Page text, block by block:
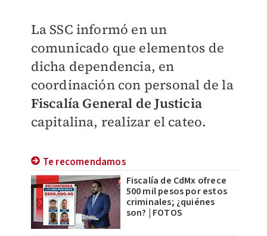
La SSC informó en un
comunicado que elementos de
dicha dependencia, en
coordinación con personal de la
Fiscalía General de Justicia
capitalina, realizar el cateo.
Te recomendamos
Fiscalía de CdMx ofrece
500 mil pesos por estos
criminales; ¿quiénes
son? | FOTOS